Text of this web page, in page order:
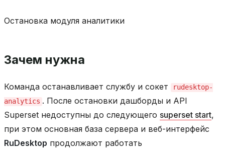
Остановка модуля аналитики
Зачем нужна
Команда останавливает службу и сокет
rudesktop-
analytics . После остановки дашборды и API
Superset недоступны до следующего superset start,
при этом основная база сервера и веб-интерфейс
RuDesktop продолжают работать